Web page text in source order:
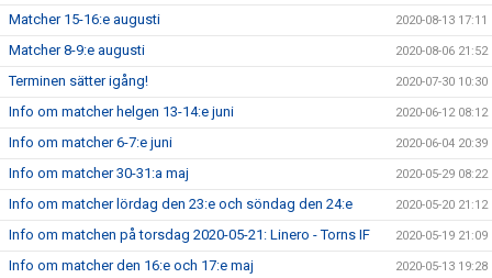
Matcher 15-16:e augusti 2020-08-13 17:11
Matcher 8-9:e augusti 2020-08-06 21:52
Terminen sätter igång! 2020-07-30 10:30
Info om matcher helgen 13-14:e juni 2020-06-12 08:12
Info om matcher 6-7:e juni 2020-06-04 20:39
Info om matcher 30-31:a maj 2020-05-29 08:22
Info om matcher lördag den 23:e och söndag den 24:e 2020-05-20 21:12
Info om matchen på torsdag 2020-05-21: Linero - Torns IF 2020-05-19 21:09
Info om matcher den 16:e och 17:e maj 2020-05-13 19:28